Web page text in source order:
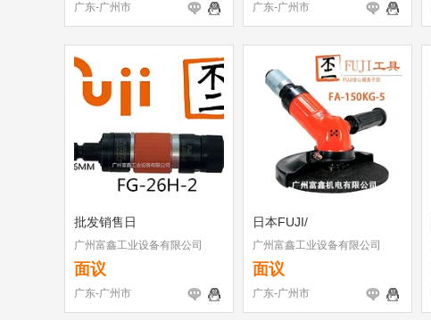
广东-广州市
广东-广州市
批发销售日
广州富鑫工业设备有限公司
面议
广东-广州市
日本FUJI/
广州富鑫工业设备有限公司
面议
广东-广州市